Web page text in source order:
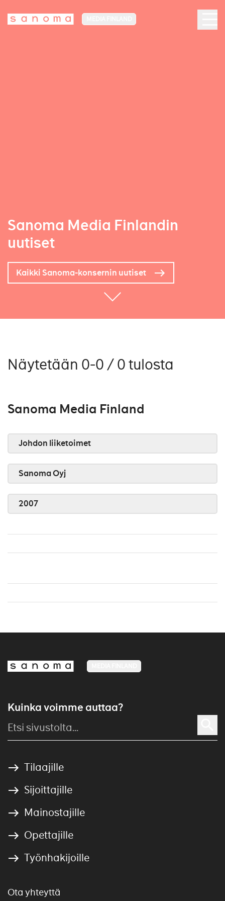
Sanoma Media Finlandin
uutiset
Kaikki Sanoma-konsernin uutiset
Näytetään 0-0 / 0 tulosta
Sanoma Media Finland
Johdon liiketoimet
Sanoma Oyj
2007
Kuinka voimme auttaa?
Tilaajille
Sijoittajille
Mainostajille
Opettajille
Työnhakijoille
Ota yhteyttä